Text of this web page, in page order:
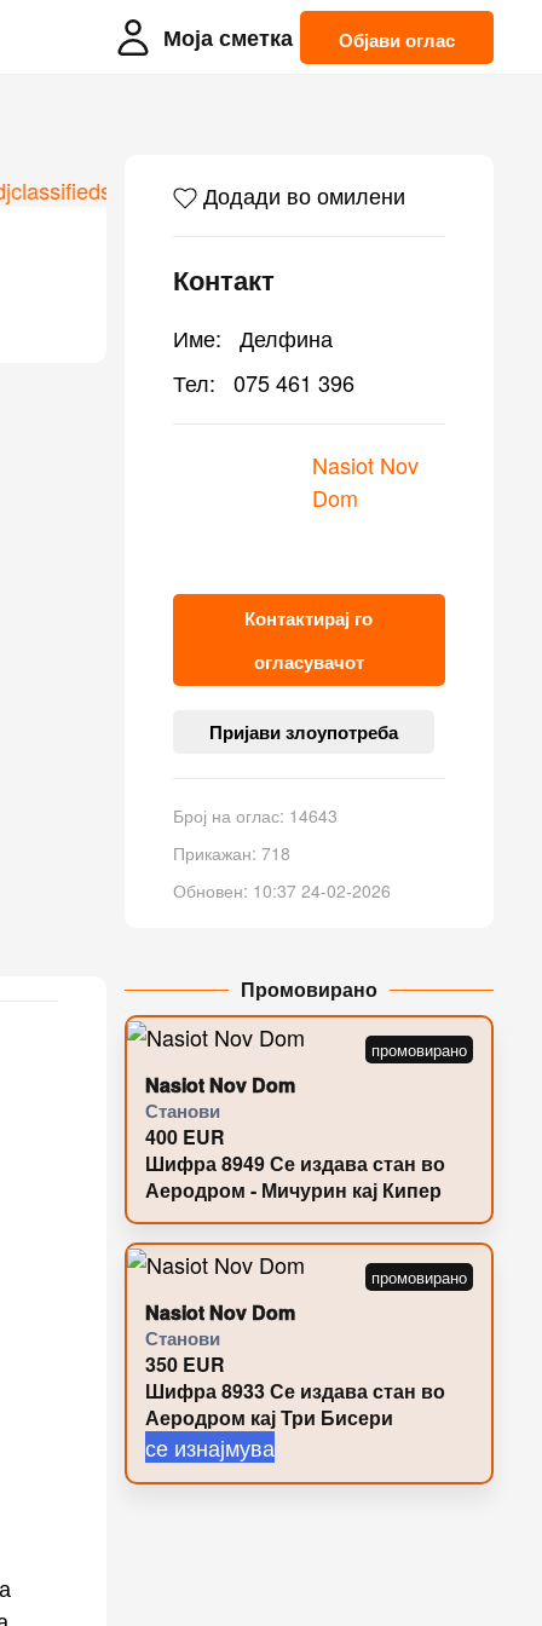
Моја сметка Објави оглас
Додади во омилени
Контакт
Име:
Делфина
Тел:
075 461 396
Nasiot Nov
Dom
Контактирај го
огласувачот
Пријави злоупотреба
Број на оглас: 14643
Прикажан: 718
Обновен: 10:37 24-02-2026
Промовирано
Nasiot Nov Dom
Станови
400 EUR
Шифра 8949 Се издава стан во
Аеродром - Мичурин кај Кипер
Nasiot Nov Dom
Станови
350 EUR
Шифра 8933 Се издава стан во
Аеродром кај Три Бисери
се изнајмува